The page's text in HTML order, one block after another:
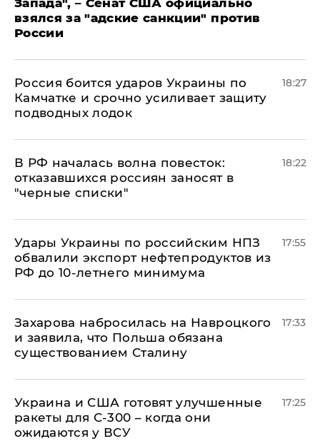
взялся за "адские санкции" против
России
Россия боится ударов Украины по
Камчатке и срочно усиливает защиту
подводных лодок
18:27
​В РФ началась волна повесток:
отказавшихся россиян заносят в
"черные списки"
18:22
Удары Украины по российским НПЗ
обвалили экспорт нефтепродуктов из
РФ до 10-летнего минимума
17:55
​Захарова набросилась на Навроцкого
и заявила, что Польша обязана
существованием Сталину
17:33
Украина и США готовят улучшенные
ракеты для С-300 – когда они
ожидаются у ВСУ
17:25